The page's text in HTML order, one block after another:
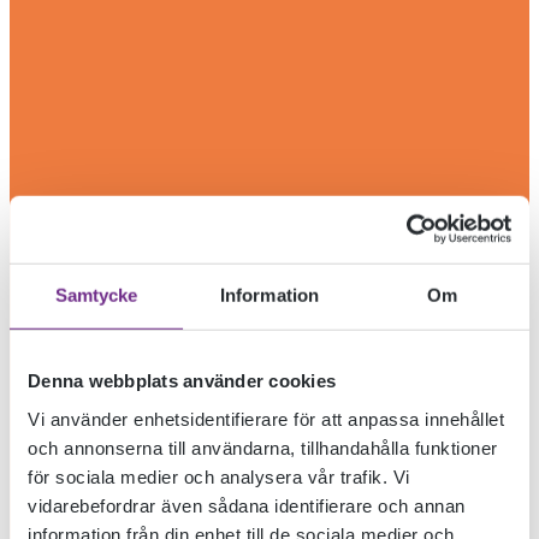
Samtycke Information Om
Denna webbplats använder cookies
Vi använder enhetsidentifierare för att anpassa innehållet
och annonserna till användarna, tillhandahålla funktioner
för sociala medier och analysera vår trafik. Vi
vidarebefordrar även sådana identifierare och annan
information från din enhet till de sociala medier och